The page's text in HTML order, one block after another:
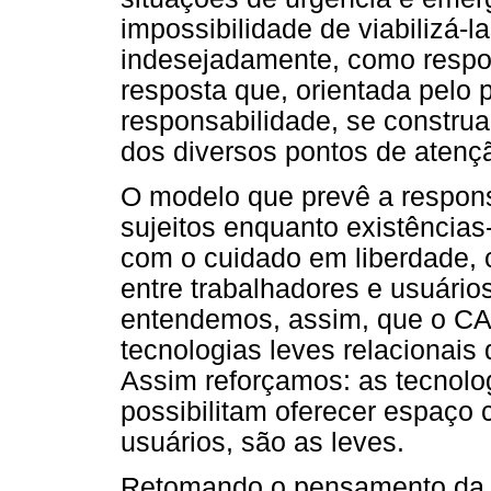
impossibilidade de viabilizá-
indesejadamente, como
resposta que, orientada pelo
responsabilidade, se
dos diversos pontos de
O modelo que prevê a
sujeitos enquanto
com o cuidado em
entre trabalhadores e
entendemos, assim, que o
tecnologias leves relacionais
Assim reforçamos: as
possibilitam oferecer espaço
usuários, são as leves.